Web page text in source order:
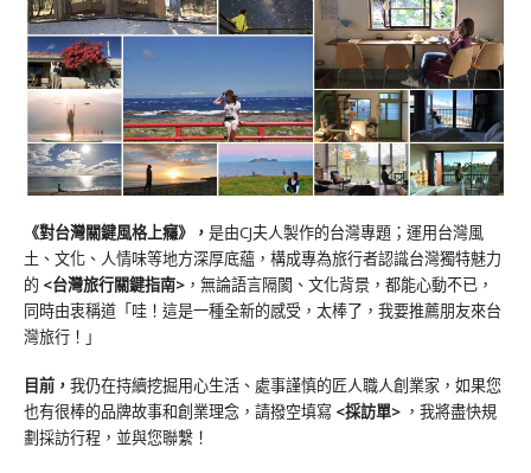
《對台灣關鍵風格上癮》 ， 是由CJ夫人製作的台灣專題；運用台灣風
土、文化、人情味等地方深厚底蘊，構成專為旅行者認識台灣獨特魅力
的 <台灣旅行關鍵指南> ，無論語言隔閡、文化背景，都能心動不已，
同時由衷稱道「哇！這是一種全新的感受，太棒了，我要推薦朋友來台
灣旅行！」
目前， 我仍在持續挖掘用心生活、處事謹慎的匠人職人創業家，如果您
也有很棒的品牌故事和創業理念，請撥空填寫 <採訪單> ，我將盡快規
劃採訪行程，並與您聯繫！